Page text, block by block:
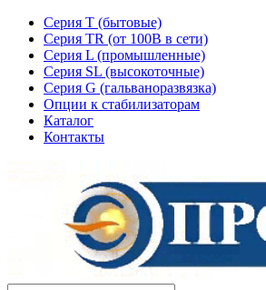
Серия T (бытовые)
Серия TR (от 100В в сети)
Серия L (промышленные)
Серия SL (высокоточные)
Серия G (гальваноразвязка)
Опции к стабилизаторам
Каталог
Контакты